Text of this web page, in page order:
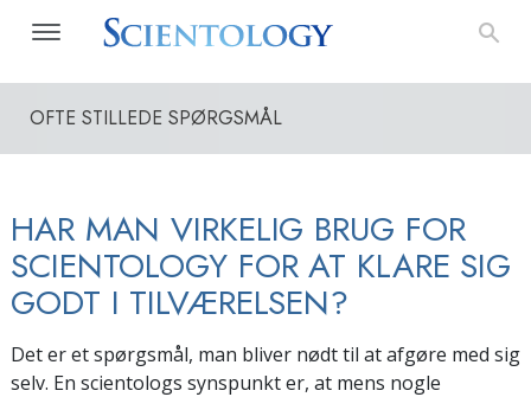
OFTE STILLEDE SPØRGSMÅL
HAR MAN VIRKELIG BRUG FOR
SCIENTOLOGY FOR AT KLARE SIG
GODT I TILVÆRELSEN?
Det er et spørgsmål, man bliver nødt til at afgøre med sig
selv. En scientologs synspunkt er, at mens nogle